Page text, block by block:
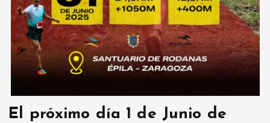
El próximo día 1 de Junio de